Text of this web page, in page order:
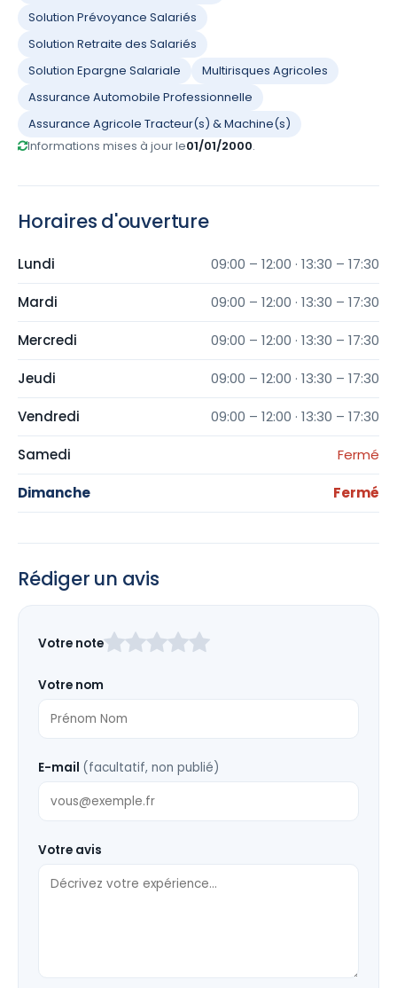
Solution Prévoyance Salariés
Solution Retraite des Salariés
Solution Epargne Salariale
Multirisques Agricoles
Assurance Automobile Professionnelle
Assurance Agricole Tracteur(s) & Machine(s)
Informations mises à jour le01/01/2000.
Horaires d'ouverture
Lundi 09:00 – 12:00 · 13:30 – 17:30
Mardi 09:00 – 12:00 · 13:30 – 17:30
Mercredi 09:00 – 12:00 · 13:30 – 17:30
Jeudi 09:00 – 12:00 · 13:30 – 17:30
Vendredi 09:00 – 12:00 · 13:30 – 17:30
Samedi Fermé
Dimanche Fermé
Rédiger un avis
ce
vide
Votre note
Votre nom
E-mail (facultatif, non publié)
Votre avis